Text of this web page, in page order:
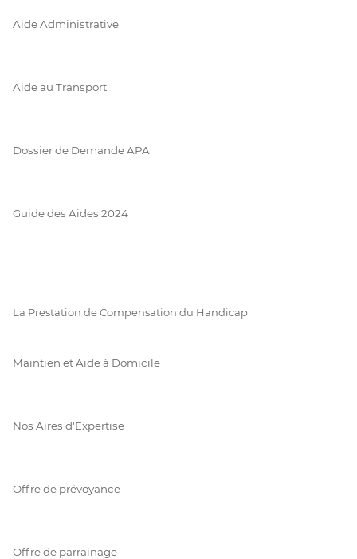
Aide Administrative
Aide au Transport
Dossier de Demande APA
Guide des Aides 2024
La Prestation de Compensation du Handicap
Maintien et Aide à Domicile
Nos Aires d'Expertise
Offre de prévoyance
Offre de parrainage